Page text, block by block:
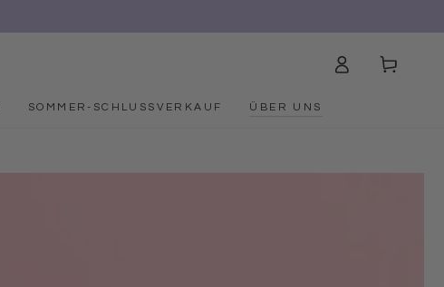
SOMMER-SCHLUSSVERKAUF ÜBER UNS
EinloggenWarenkorb